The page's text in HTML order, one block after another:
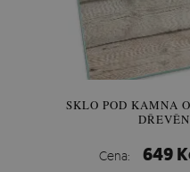
SKLO POD KAMNA
Cena: 649